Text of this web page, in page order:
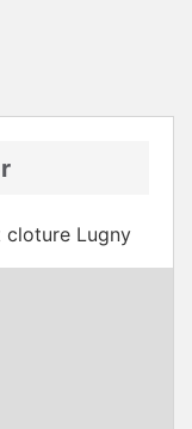
cloture Lugny